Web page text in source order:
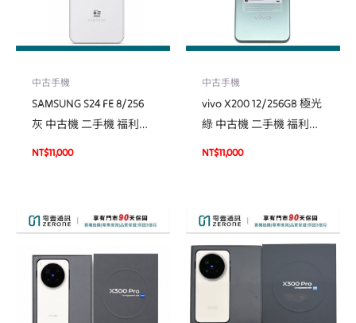
中古手機
SAMSUNG S24 FE 8/256
灰 中古機 二手機 福利機
#40572
NT$11,000
中古手機
vivo X200 12/256GB 極光
綠 中古機 二手機 福利機
#92470
NT$11,000